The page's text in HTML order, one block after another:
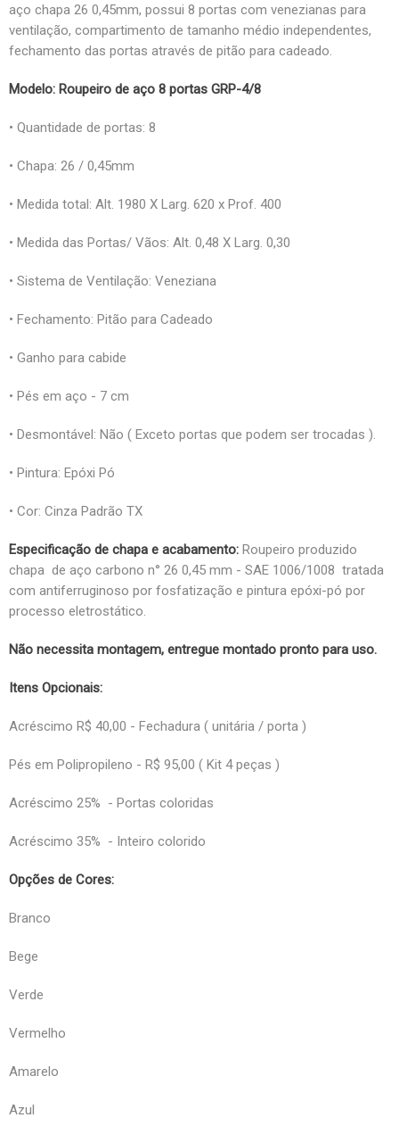
aço chapa 26 0,45mm, possui 8 portas com venezianas para
ventilação, compartimento de tamanho médio independentes,
fechamento das portas através de pitão para cadeado.
Modelo: Roupeiro de aço 8 portas GRP-4/8
• Quantidade de portas: 8
• Chapa: 26 / 0,45mm
• Medida total: Alt. 1980 X Larg. 620 x Prof. 400
• Medida das Portas/ Vãos: Alt. 0,48 X Larg. 0,30
• Sistema de Ventilação: Veneziana
• Fechamento: Pitão para Cadeado
• Ganho para cabide
• Pés em aço - 7 cm
• Desmontável: Não ( Exceto portas que podem ser trocadas ).
• Pintura: Epóxi Pó
• Cor: Cinza Padrão TX
Especificação de chapa e acabamento: Roupeiro produzido
chapa de aço carbono n° 26 0,45 mm - SAE 1006/1008 tratada
com antiferruginoso por fosfatização e pintura epóxi-pó por
processo eletrostático.
Não necessita montagem, entregue montado pronto para uso.
Itens Opcionais:
Acréscimo R$ 40,00 - Fechadura ( unitária / porta )
Pés em Polipropileno - R$ 95,00 ( Kit 4 peças )
Acréscimo 25% - Portas coloridas
Acréscimo 35% - Inteiro colorido
Opções de Cores:
Branco
Bege
Verde
Vermelho
Amarelo
Azul